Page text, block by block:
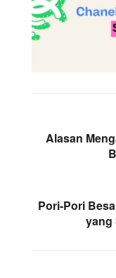
Alasan
Pori-Pori
yang